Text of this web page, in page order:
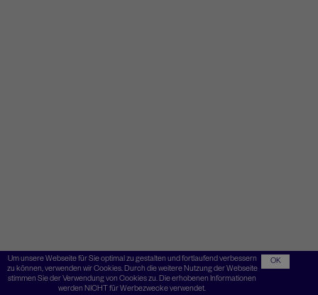
Um unsere Webseite für Sie optimal zu gestalten und fortlaufend verbessern
zu können, verwenden wir Cookies. Durch die weitere Nutzung der Webseite
stimmen Sie der Verwendung von Cookies zu. Die erhobenen Informationen
werden NICHT für Werbezwecke verwendet.
OK